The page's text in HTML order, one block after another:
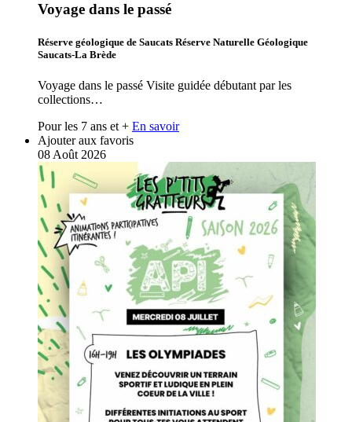
Voyage dans le passé
Réserve géologique de Saucats Réserve Naturelle Géologique
Saucats-La Brède
Voyage dans le passé Visite guidée débutant par les
collections…
Pour les 7 ans et + En savoir
Ajouter aux favoris
08 Août 2026